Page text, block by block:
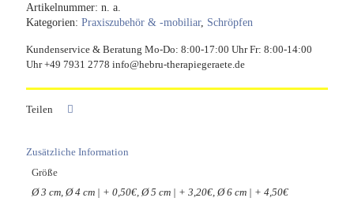
Durchmesser
Menge
Artikelnummer: n. a.
Kategorien: Praxiszubehör & -mobiliar, Schröpfen
Kundenservice & Beratung Mo-Do: 8:00-17:00 Uhr Fr: 8:00-14:00
Uhr +49 7931 2778 info@hebru-therapiegeraete.de
Teilen
Zusätzliche Information
Größe
Ø 3 cm, Ø 4 cm | + 0,50€, Ø 5 cm | + 3,20€, Ø 6 cm | + 4,50€